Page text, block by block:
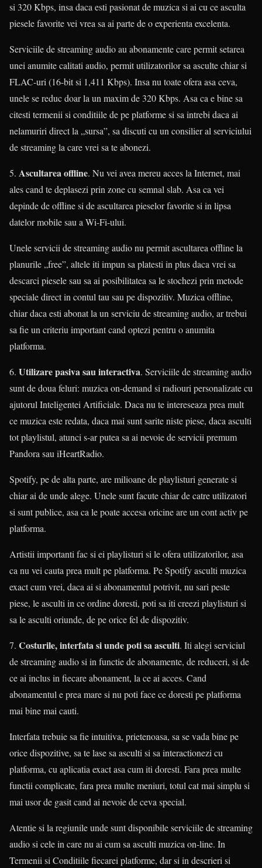
si 320 Kbps, insa daca esti pasionat de muzica si ai cu ce asculta
piesele favorite vei vrea sa ai parte de o experienta excelenta.
Serviciile de streaming audio au abonamente care permit setarea
unei anumite calitati audio, permit utilizatorilor sa asculte chiar si
FLAC-uri (16-bit si 1,411 Kbps). Insa nu toate ofera asa ceva,
unele se reduc doar la un maxim de 320 Kbps. Asa ca e bine sa
citesti termenii si conditiile de pe platforme si sa intrebi daca ai
nelamuriri direct la „sursa”, sa discuti cu un consilier al serviciului
de streaming la care vrei sa te abonezi.
5. Ascultarea offline. Nu vei avea mereu acces la Internet, mai
ales cand te deplasezi prin zone cu semnal slab. Asa ca vei
depinde de offline si de ascultarea pieselor favorite si in lipsa
datelor mobile sau a Wi-Fi-ului.
Unele servicii de streaming audio nu permit ascultarea offline la
planurile „free”, altele iti impun sa platesti in plus daca vrei sa
descarci piesele sau sa ai posibilitatea sa le stochezi prin metode
speciale direct in contul tau sau pe dispozitiv. Muzica offline,
chiar daca esti abonat la un serviciu de streaming audio, ar trebui
sa fie un criteriu important cand optezi pentru o anumita
platforma.
6. Utilizare pasiva sau interactiva. Serviciile de streaming audio
sunt de doua feluri: muzica on-demand si radiouri personalizate cu
ajutorul Inteligentei Artificiale. Daca nu te intereseaza prea mult
ce muzica este redata, daca mai sunt sarite niste piese, daca asculti
tot playlistul, atunci s-ar putea sa ai nevoie de servicii premum
Pandora sau iHeartRadio.
Spotify, pe de alta parte, are milioane de playlisturi generate si
chiar ai de unde alege. Unele sunt facute chiar de catre utilizatori
si sunt publice, asa ca le poate accesa oricine are un cont activ pe
platforma.
Artistii importanti fac si ei playlisturi si le ofera utilizatorilor, asa
ca nu vei cauta prea mult pe platforma. Pe Spotify asculti muzica
exact cum vrei, daca ai si abonamentul potrivit, nu sari peste
piese, le asculti in ce ordine doresti, poti sa iti creezi playlisturi si
sa le asculti oriunde, de pe orice fel de dispozitiv.
7. Costurile, interfata si unde poti sa asculti. Iti alegi serviciul
de streaming audio si in functie de abonamente, de reduceri, si de
ce ai inclus in fiecare abonament, la ce ai acces. Cand
abonamentul e prea mare si nu poti face ce doresti pe platforma
mai bine mai cauti.
Interfata trebuie sa fie intuitiva, prietenoasa, sa se vada bine pe
orice dispozitive, sa te lase sa asculti si sa interactionezi cu
platforma, cu aplicatia exact asa cum iti doresti. Fara prea multe
functii complicate, fara prea multe meniuri, totul cat mai simplu si
mai usor de gasit cand ai nevoie de ceva special.
Atentie si la regiunile unde sunt disponibile serviciile de streaming
audio si cele in care nu ai cum sa asculti muzica on-line. In
Termenii si Conditiile fiecarei platforme, dar si in descrieri si